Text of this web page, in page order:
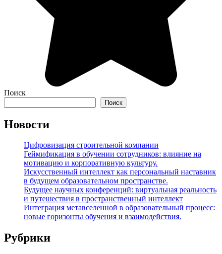
Поиск
Поиск
Новости
Цифровизация строительной компании
Геймификация в обучении сотрудников: влияние на
мотивацию и корпоративную культуру.
Искусственный интеллект как персональный наставник
в будущем образовательном пространстве.
Будущее научных конференций: виртуальная реальность
и путешествия в пространственный интеллект
Интеграция метавселенной в образовательный процесс:
новые горизонты обучения и взаимодействия.
Рубрики